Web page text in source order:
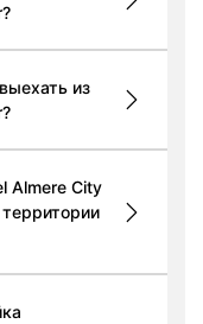
из
Almere City